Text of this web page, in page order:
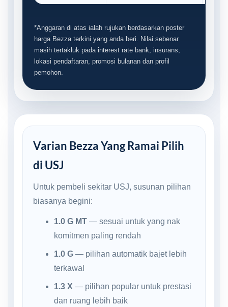
*Anggaran di atas ialah rujukan berdasarkan poster
harga Bezza terkini yang anda beri. Nilai sebenar
masih tertakluk pada interest rate bank, insurans,
lokasi pendaftaran, promosi bulanan dan profil
pemohon.
Varian Bezza Yang Ramai Pilih
di USJ
Untuk pembeli sekitar USJ, susunan pilihan
biasanya begini:
1.0 G MT— sesuai untuk yang nak
komitmen paling rendah
1.0 G— pilihan automatik bajet lebih
terkawal
1.3 X — pilihan popular untuk prestasi
dan ruang lebih baik